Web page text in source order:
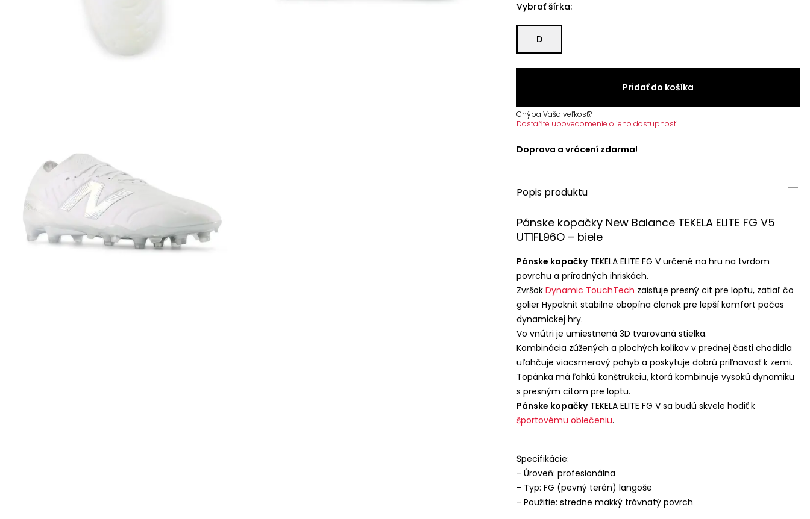
Vybrať šírka:
D
Pridať do košíka
Chýba Vaša veľkosť?
Dostaňte upovedomenie o jeho dostupnosti
Doprava a vrácení zdarma!
Popis produktu
Pánske kopačky New Balance TEKELA ELITE FG V5
UT1FL96O – biele
Pánske kopačky TEKELA ELITE FG V určené na hru na tvrdom
povrchu a prírodných ihriskách.
Zvršok Dynamic TouchTech zaisťuje presný cit pre loptu, zatiaľ čo
golier Hypoknit stabilne obopína členok pre lepší komfort počas
dynamickej hry.
Vo vnútri je umiestnená 3D tvarovaná stielka.
Kombinácia zúžených a plochých kolíkov v prednej časti chodidla
uľahčuje viacsmerový pohyb a poskytuje dobrú priľnavosť k zemi.
Topánka má ľahkú konštrukciu, ktorá kombinuje vysokú dynamiku
s presným citom pre loptu.
Pánske kopačky TEKELA ELITE FG V sa budú skvele hodiť k
športovému oblečeniu.
Špecifikácie:
- Úroveň: profesionálna
- Typ: FG (pevný terén) langoše
- Použitie: stredne mäkký trávnatý povrch